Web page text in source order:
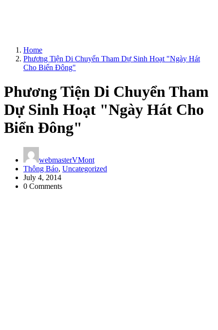
Home
Phương Tiện Di Chuyển Tham Dự Sinh Hoạt "Ngày Hát
Cho Biển Đông"
Phương Tiện Di Chuyển Tham
Dự Sinh Hoạt "Ngày Hát Cho
Biển Đông"
webmasterVMont
Thông Báo, Uncategorized
July 4, 2014
0 Comments